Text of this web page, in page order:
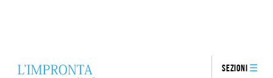
Sezioni